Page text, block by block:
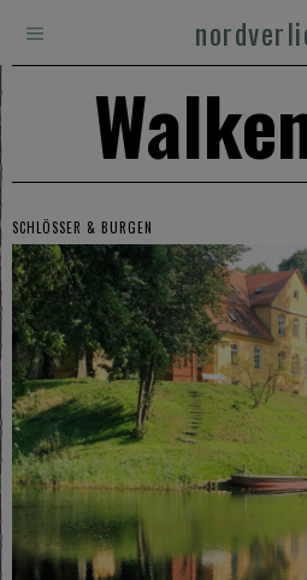
SCHLÖSSER & BURGEN